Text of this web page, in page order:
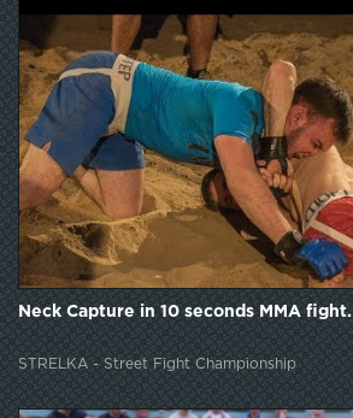
Neck Capture in 10 seconds MMA fight.
STRELKA - Street Fight Championship